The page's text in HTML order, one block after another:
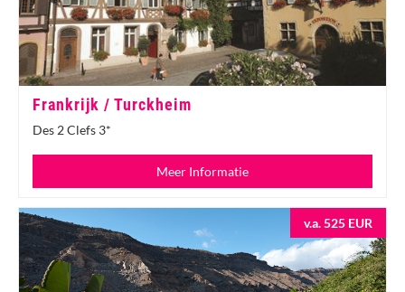
Frankrijk / Turckheim
Des 2 Clefs 3*
Meer Informatie
v.a. 525 EUR